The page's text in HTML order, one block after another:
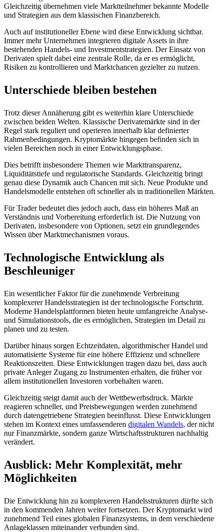
Gleichzeitig übernehmen viele Marktteilnehmer bekannte Modelle
und Strategien aus dem klassischen Finanzbereich.
Auch auf institutioneller Ebene wird diese Entwicklung sichtbar.
Immer mehr Unternehmen integrieren digitale Assets in ihre
bestehenden Handels- und Investmentstrategien. Der Einsatz von
Derivaten spielt dabei eine zentrale Rolle, da er es ermöglicht,
Risiken zu kontrollieren und Marktchancen gezielter zu nutzen.
Unterschiede bleiben bestehen
Trotz dieser Annäherung gibt es weiterhin klare Unterschiede
zwischen beiden Welten. Klassische Derivatemärkte sind in der
Regel stark reguliert und operieren innerhalb klar definierter
Rahmenbedingungen. Kryptomärkte hingegen befinden sich in
vielen Bereichen noch in einer Entwicklungsphase.
Dies betrifft insbesondere Themen wie Markttransparenz,
Liquiditätstiefe und regulatorische Standards. Gleichzeitig bringt
genau diese Dynamik auch Chancen mit sich. Neue Produkte und
Handelsmodelle entstehen oft schneller als in traditionellen Märkten.
Für Trader bedeutet dies jedoch auch, dass ein höheres Maß an
Verständnis und Vorbereitung erforderlich ist. Die Nutzung von
Derivaten, insbesondere von Optionen, setzt ein grundlegendes
Wissen über Marktmechanismen voraus.
Technologische Entwicklung als
Beschleuniger
Ein wesentlicher Faktor für die zunehmende Verbreitung
komplexerer Handelsstrategien ist der technologische Fortschritt.
Moderne Handelsplattformen bieten heute umfangreiche Analyse-
und Simulationstools, die es ermöglichen, Strategien im Detail zu
planen und zu testen.
Darüber hinaus sorgen Echtzeitdaten, algorithmischer Handel und
automatisierte Systeme für eine höhere Effizienz und schnellere
Reaktionszeiten. Diese Entwicklungen tragen dazu bei, dass auch
private Anleger Zugang zu Instrumenten erhalten, die früher vor
allem institutionellen Investoren vorbehalten waren.
Gleichzeitig steigt damit auch der Wettbewerbsdruck. Märkte
reagieren schneller, und Preisbewegungen werden zunehmend
durch datengetriebene Strategien beeinflusst. Diese Entwicklungen
stehen im Kontext eines umfassenderen digitalen Wandels, der nicht
nur Finanzmärkte, sondern ganze Wirtschaftsstrukturen nachhaltig
verändert.
Ausblick: Mehr Komplexität, mehr
Möglichkeiten
Die Entwicklung hin zu komplexeren Handelsstrukturen dürfte sich
in den kommenden Jahren weiter fortsetzen. Der Kryptomarkt wird
zunehmend Teil eines globalen Finanzsystems, in dem verschiedene
Anlageklassen miteinander verbunden sind.